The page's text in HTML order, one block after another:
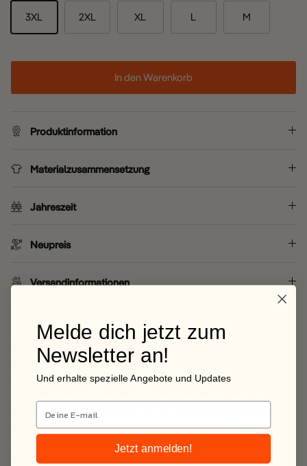
3XL 2XL XL L M
In den Warenkorb
Produktinformation
Materialzusammensetzung
Jahreszeit
Neupreis
Versandinformationen
Die Zustandsbeschreibung von Second
Hunt
um die Qualität, die Echtheit und den Zustand festzustellen.
Alles was nicht unseren Kriterien entspricht, wird auch nicht
verkauft. Im folgenden wird der Zustand des Artikels genauer
beschrieben:
Melde dich jetzt zum
Newsletter an!
Und erhalte spezielle Angebote und Updates
Jetzt anmelden!